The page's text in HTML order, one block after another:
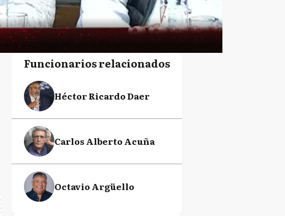
Funcionarios relacionados
Héctor Ricardo Daer
Carlos Alberto Acuña
Octavio Argüello